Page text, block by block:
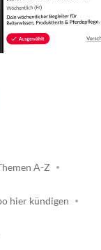
A-Z
hier kündigen